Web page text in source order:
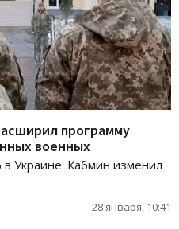
программу
военных
Украине: Кабмин изменил
28 января, 10:41